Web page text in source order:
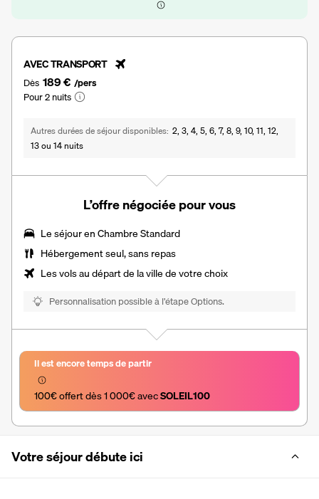
AVEC TRANSPORT
Dès 189 € /pers
Pour 2 nuits
Autres durées de séjour disponibles 2, 3, 4, 5, 6, 7, 8, 9, 10, 11, 12,
13 ou 14 nuits
L’offre négociée pour vous
Le séjour en Chambre Standard
Hébergement seul, sans repas
Les vols au départ de la ville de votre choix
Personnalisation possible à l’étape Options.
Il est encore temps de partir
100€ offert dès 1 000€ avec SOLEIL100
Votre séjour débute ici